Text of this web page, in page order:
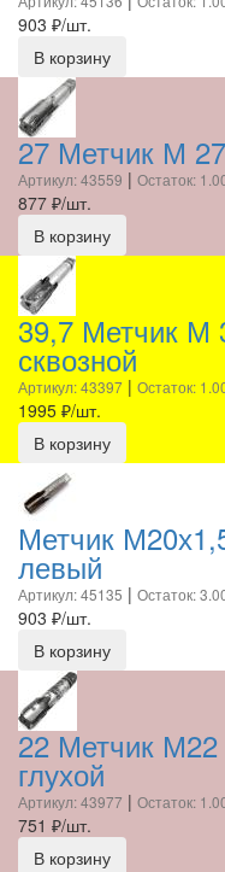
903 ₽/шт.
В корзину
27 Метчик М
Артикул: 43559 | Остаток:
877 ₽/шт.
В корзину
39,7 Метчик М
сквозной
Артикул: 43397 | Остаток:
1995 ₽/шт.
В корзину
Метчик
левый
Артикул: 45135 | Остаток:
903 ₽/шт.
В корзину
22 Метчик
глухой
Артикул: 43977 | Остаток:
751 ₽/шт.
В корзину